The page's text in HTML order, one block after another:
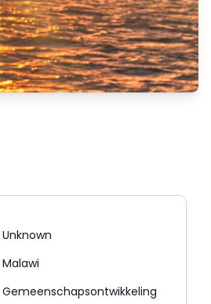
Unknown
Malawi
Gemeenschapsontwikkeling